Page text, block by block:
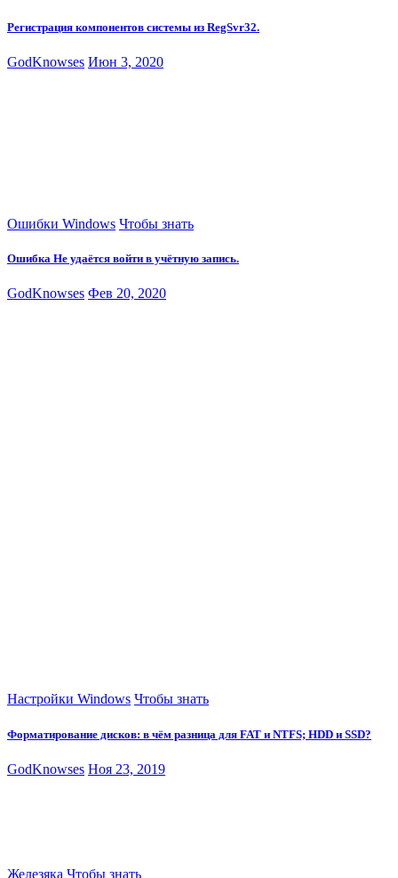
Регистрация компонентов системы из RegSvr32.
GodKnowses Июн 3, 2020
Ошибки Windows Чтобы знать
Ошибка Не удаётся войти в учётную запись.
GodKnowses Фев 20, 2020
Настройки Windows Чтобы знать
Форматирование дисков: в чём разница для FAT и NTFS; HDD и SSD?
GodKnowses Ноя 23, 2019
Железяка Чтобы знать